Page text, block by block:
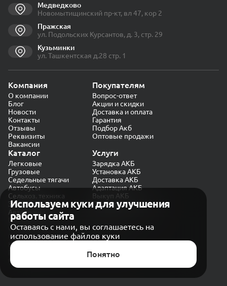
Используем куки для улучшения
работы сайта
Оставаясь с нами, вы соглашаетесь на
использование файлов куки
Понятно
Медведково
Новомытищинский пр-кт, вл 47, кор 2
Пражская
ул. Подольских Курсантов, д. 3, стр. 29
Кузьминки
ул. Ташкентская д.28 стр. 1
Компания
О компании
Блог
Новости
Контакты
Отзывы
Реквизиты
Вакансии
Покупателям
Вопрос-ответ
Акции и скидки
Доставка и оплата
Гарантия
Подбор Акб
Оптовые продажи
Каталог
Легковые
Грузовые
Седельные тягачи
Автобусы
Сельхоз. техника
Экскаваторы
Автокраны
Услуги
Зарядка АКБ
Установка АКБ
Доставка АКБ
Адаптация АКБ
Выкуп АКБ
Проверка генератора
Политика конфиденциальности
Обработка персональных данных
Согласие на обработку в «Яндекс.Метрика»
Карта сайта
© CARAKB 2026. Все права защищены